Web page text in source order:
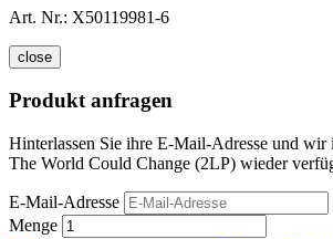
Art. Nr.: X50119981-6
close
Produkt anfragen
Hinterlassen Sie ihre E-Mail-Adresse und wir
The World Could Change (2LP) wieder
E-Mail-Adresse
Menge